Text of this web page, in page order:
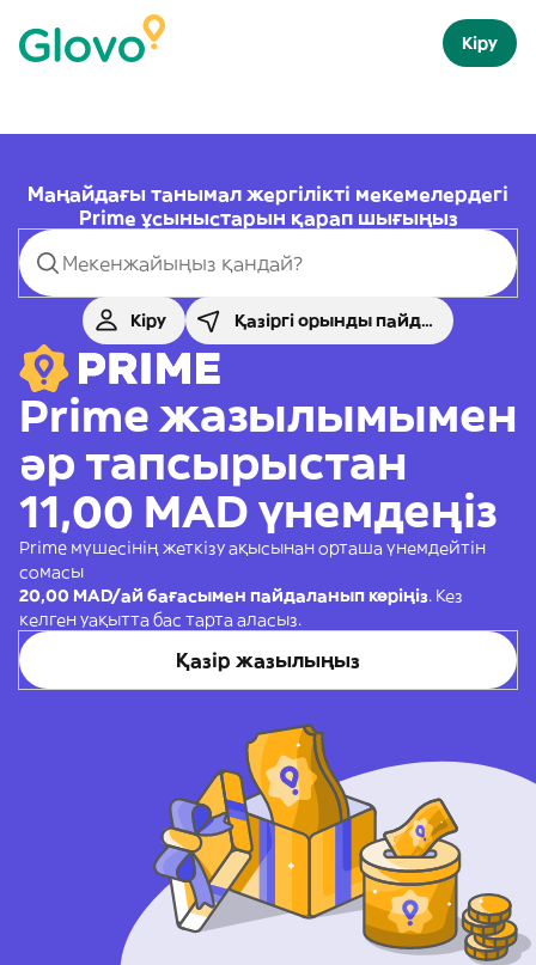
Кіру
Маңайдағы танымал жергілікті мекемелердегі
Prime ұсыныстарын қарап шығыңыз
Кіру Қазіргі орынды пайдалану
Prime жазылымымен
әр тапсырыстан
11,00 MAD үнемдеңіз
Prime мүшесінің жеткізу ақысынан орташа үнемдейтін
сомасы
20,00 MAD/ай бағасымен пайдаланып көріңіз. Кез
келген уақытта бас тарта аласыз.
Қазір жазылыңыз